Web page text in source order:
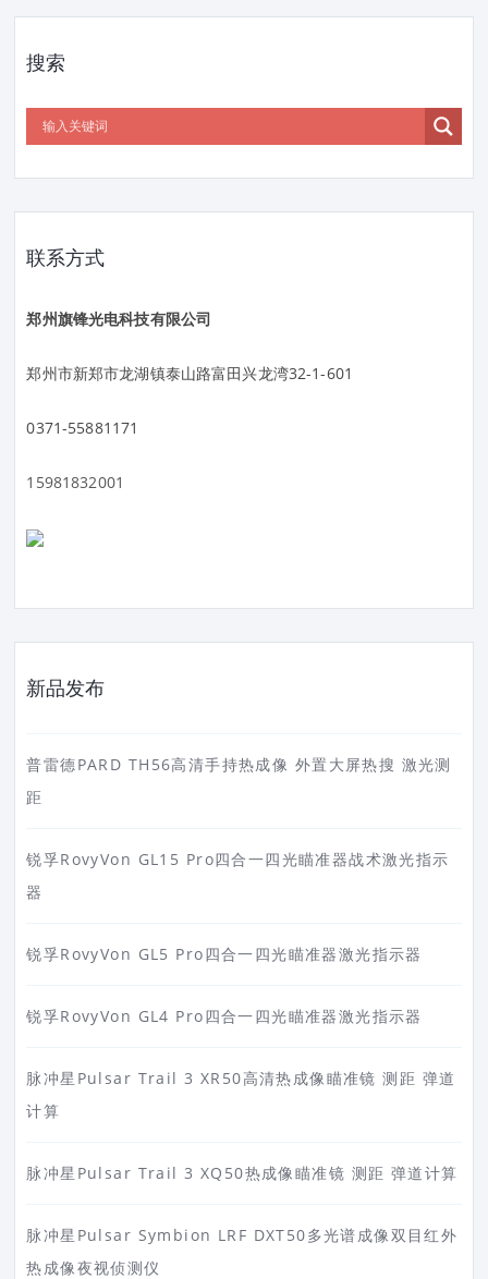
搜索
联系方式
郑州旗锋光电科技有限公司
郑州市新郑市龙湖镇泰山路富田兴龙湾32-1-601
0371-55881171
15981832001
新品发布
普雷德PARD TH56高清手持热成像 外置大屏热搜 激光测
距
锐孚RovyVon GL15 Pro四合一四光瞄准器战术激光指示
器
锐孚RovyVon GL5 Pro四合一四光瞄准器激光指示器
锐孚RovyVon GL4 Pro四合一四光瞄准器激光指示器
脉冲星Pulsar Trail 3 XR50高清热成像瞄准镜 测距 弹道
计算
脉冲星Pulsar Trail 3 XQ50热成像瞄准镜 测距 弹道计算
脉冲星Pulsar Symbion LRF DXT50多光谱成像双目红外
热成像夜视侦测仪